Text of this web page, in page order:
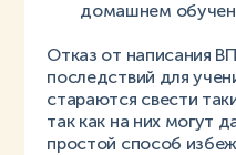
домашнем
Отказ от написания
последствий для
стараются свести
так как на них могут
простой способ